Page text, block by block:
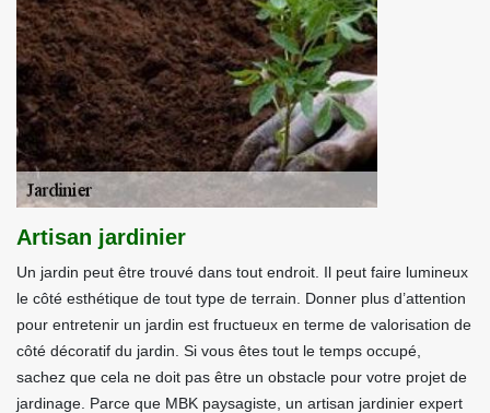
Artisan jardinier
Un jardin peut être trouvé dans tout endroit. Il peut faire lumineux
le côté esthétique de tout type de terrain. Donner plus d’attention
pour entretenir un jardin est fructueux en terme de valorisation de
côté décoratif du jardin. Si vous êtes tout le temps occupé,
sachez que cela ne doit pas être un obstacle pour votre projet de
jardinage. Parce que MBK paysagiste, un artisan jardinier expert